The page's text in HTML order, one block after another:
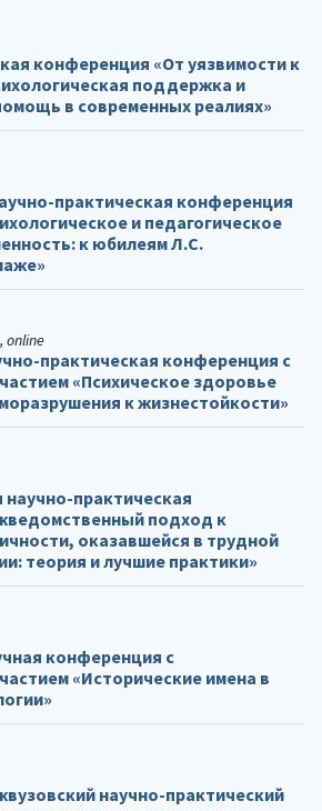
конференция «От уязвимости к
поддержка и
в современных реалиях»
практическая конференция
и педагогическое
к юбилеям Л.С.
практическая конференция с
«Психическое здоровье
к жизнестойкости»
практическая
подход к
оказавшейся в трудной
теория и лучшие практики»
конференция с
«Исторические имена в
научно-практический